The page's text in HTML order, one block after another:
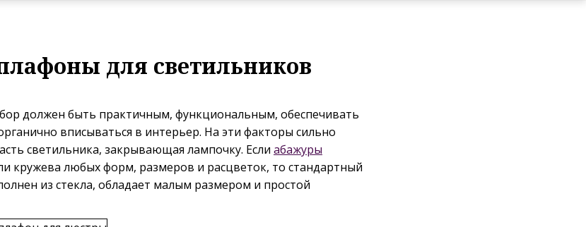
для светильников
должен быть практичным, функциональным, обеспечивать
вписываться в интерьер. На эти факторы сильно
светильника, закрывающая лампочку. Если абажуры
кружева любых форм, размеров и расцветок, то стандартный
из стекла, обладает малым размером и простой